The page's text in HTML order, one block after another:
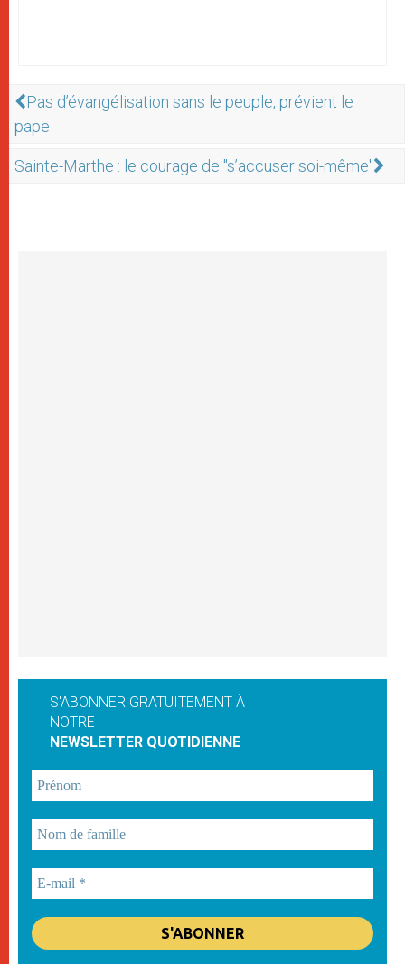
Pas d’évangélisation sans le peuple, prévient le
pape
Sainte-Marthe : le courage de "s’accuser soi-même"
S'ABONNER GRATUITEMENT À
NOTRE
NEWSLETTER QUOTIDIENNE